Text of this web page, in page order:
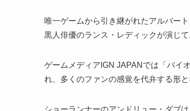
唯一ゲームから引き継がれたアルバー
黒人俳優のランス・レディックが演じ
ゲームメディアIGN JAPANでは「バイ
れ、多くのファンの感覚を代弁する形と